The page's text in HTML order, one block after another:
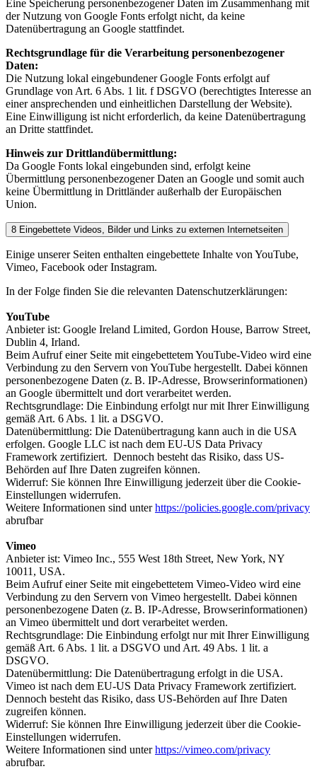
Eine Speicherung personenbezogener Daten im Zusammenhang mit
der Nutzung von Google Fonts erfolgt nicht, da keine
Datenübertragung an Google stattfindet.
Rechtsgrundlage für die Verarbeitung personenbezogener
Daten:
Die Nutzung lokal eingebundener Google Fonts erfolgt auf
Grundlage von Art. 6 Abs. 1 lit. f DSGVO (berechtigtes Interesse an
einer ansprechenden und einheitlichen Darstellung der Website).
Eine Einwilligung ist nicht erforderlich, da keine Datenübertragung
an Dritte stattfindet.
Hinweis zur Drittlandübermittlung:
Da Google Fonts lokal eingebunden sind, erfolgt keine
Übermittlung personenbezogener Daten an Google und somit auch
keine Übermittlung in Drittländer außerhalb der Europäischen
Union.
8 Eingebettete Videos, Bilder und Links zu externen Internetseiten
Einige unserer Seiten enthalten eingebettete Inhalte von YouTube,
Vimeo, Facebook oder Instagram.
In der Folge finden Sie die relevanten Datenschutzerklärungen:
YouTube
Anbieter ist: Google Ireland Limited, Gordon House, Barrow Street,
Dublin 4, Irland.
Beim Aufruf einer Seite mit eingebettetem YouTube-Video wird eine
Verbindung zu den Servern von YouTube hergestellt. Dabei können
personenbezogene Daten (z. B. IP-Adresse, Browserinformationen)
an Google übermittelt und dort verarbeitet werden.
Rechtsgrundlage: Die Einbindung erfolgt nur mit Ihrer Einwilligung
gemäß Art. 6 Abs. 1 lit. a DSGVO.
Datenübermittlung: Die Datenübertragung kann auch in die USA
erfolgen. Google LLC ist nach dem EU-US Data Privacy
Framework zertifiziert. Dennoch besteht das Risiko, dass US-
Behörden auf Ihre Daten zugreifen können.
Widerruf: Sie können Ihre Einwilligung jederzeit über die Cookie-
Einstellungen widerrufen.
Weitere Informationen sind unterhttps://policies.google.com/privacy
abrufbar
Vimeo
Anbieter ist: Vimeo Inc., 555 West 18th Street, New York, NY
10011, USA.
Beim Aufruf einer Seite mit eingebettetem Vimeo-Video wird eine
Verbindung zu den Servern von Vimeo hergestellt. Dabei können
personenbezogene Daten (z. B. IP-Adresse, Browserinformationen)
an Vimeo übermittelt und dort verarbeitet werden.
Rechtsgrundlage: Die Einbindung erfolgt nur mit Ihrer Einwilligung
gemäß Art. 6 Abs. 1 lit. a DSGVO und Art. 49 Abs. 1 lit. a
DSGVO.
Datenübermittlung: Die Datenübertragung erfolgt in die USA.
Vimeo ist nach dem EU-US Data Privacy Framework zertifiziert.
Dennoch besteht das Risiko, dass US-Behörden auf Ihre Daten
zugreifen können.
Widerruf: Sie können Ihre Einwilligung jederzeit über die Cookie-
Einstellungen widerrufen.
Weitere Informationen sind unterhttps://vimeo.com/privacy
abrufbar.